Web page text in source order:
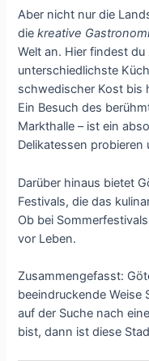
Aber nicht nur die
diekreative
Welt an. Hier findest
unterschiedlichste
schwedischer Kost bis
Ein Besuch des
Markthalle – ist ein
Delikatessen
Darüber hinaus bietet
Festivals, die das
Ob bei
vor Leben.
Zusammengefasst:
beeindruckende Weise
auf der Suche nach
bist, dann ist diese